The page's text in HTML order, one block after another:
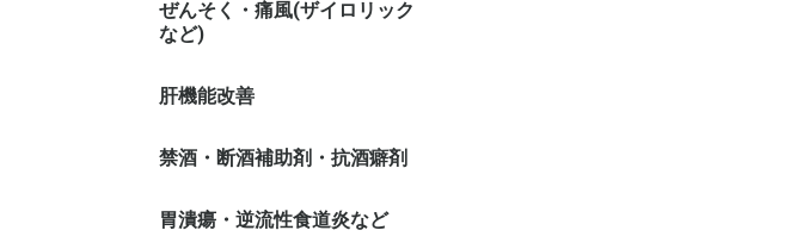
ぜんそく・痛風(ザイロリック
など)
肝機能改善
禁酒・断酒補助剤・抗酒癖剤
胃潰瘍・逆流性食道炎など